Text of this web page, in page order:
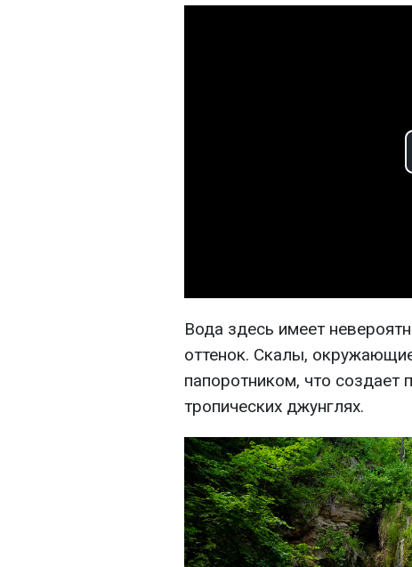
Вода здесь имеет
оттенок. Скалы,
папоротником, что
тропических джунглях.